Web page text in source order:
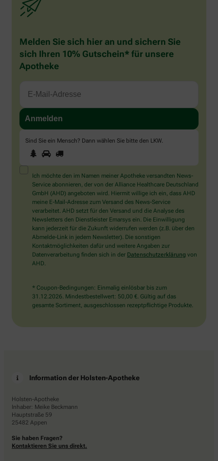
Melden Sie sich hier an und sichern Sie
sich Ihren 10% Gutschein* für unsere
Apotheke
Sind Sie ein Mensch? Dann wählen Sie bitte den LKW
Sind
Sie
ein
Mensch?
Dann
wählen
Sie
bitte
den
LKW.
1 2
Ich möchte den im Namen meiner Apotheke versandten News-
Service abonnieren, der von der Alliance Healthcare Deutschland
GmbH (AHD) angeboten wird. Hiermit willige ich ein, dass AHD
meine E-Mail-Adresse zum Versand des News-Service
verarbeitet. AHD setzt für den Versand und die Analyse des
Newsletters den Dienstleister Emarsys ein. Die Einwilligung
kann jederzeit für die Zukunft widerrufen werden (z.B. über den
Abmelde-Link in jedem Newsletter). Die sonstigen
Kontaktmöglichkeiten dafür und weitere Angaben zur
Datenverarbeitung finden sich in der Datenschutzerklärung von
AHD.
* Coupon-Bedingungen: Einmalig einlösbar bis zum
31.12.2026. Mindestbestellwert: 50,00 €. Gültig auf das
gesamte Sortiment, ausgeschlossen rezeptpflichtige Produkte.
Information der Holsten-Apotheke
Holsten-Apotheke
Inhaber: Meike Beckmann
Hauptstraße 59
25482 Appen
Sie haben Fragen?
Kontaktieren Sie uns direkt.